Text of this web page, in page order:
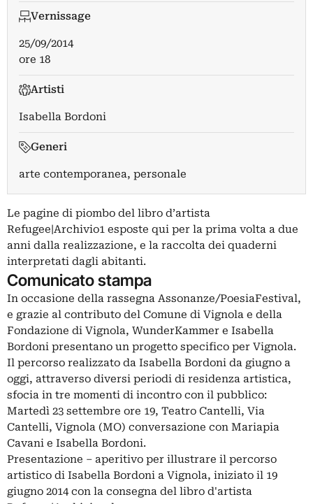
Vernissage
25/09/2014
ore 18
Artisti
Isabella Bordoni
Generi
arte contemporanea, personale
Le pagine di piombo del libro d’artista
Refugee|Archivio1 esposte qui per la prima volta a due
anni dalla realizzazione, e la raccolta dei quaderni
interpretati dagli abitanti.
Comunicato stampa
In occasione della rassegna Assonanze/PoesiaFestival,
e grazie al contributo del Comune di Vignola e della
Fondazione di Vignola, WunderKammer e Isabella
Bordoni presentano un progetto specifico per Vignola.
Il percorso realizzato da Isabella Bordoni da giugno a
oggi, attraverso diversi periodi di residenza artistica,
sfocia in tre momenti di incontro con il pubblico:
Martedì 23 settembre ore 19, Teatro Cantelli, Via
Cantelli, Vignola (MO) conversazione con Mariapia
Cavani e Isabella Bordoni.
Presentazione – aperitivo per illustrare il percorso
artistico di Isabella Bordoni a Vignola, iniziato il 19
giugno 2014 con la consegna del libro d'artista